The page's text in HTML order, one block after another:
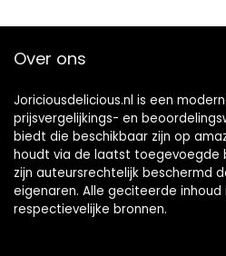
Over ons
Joriciousdelicious.nl is een
prijsvergelijkings- en
biedt die beschikbaar zijn op
houdt via de laatst toegevoegde
zijn auteursrechtelijk beschermd
eigenaren. Alle geciteerde inhoud
respectievelijke bronnen.